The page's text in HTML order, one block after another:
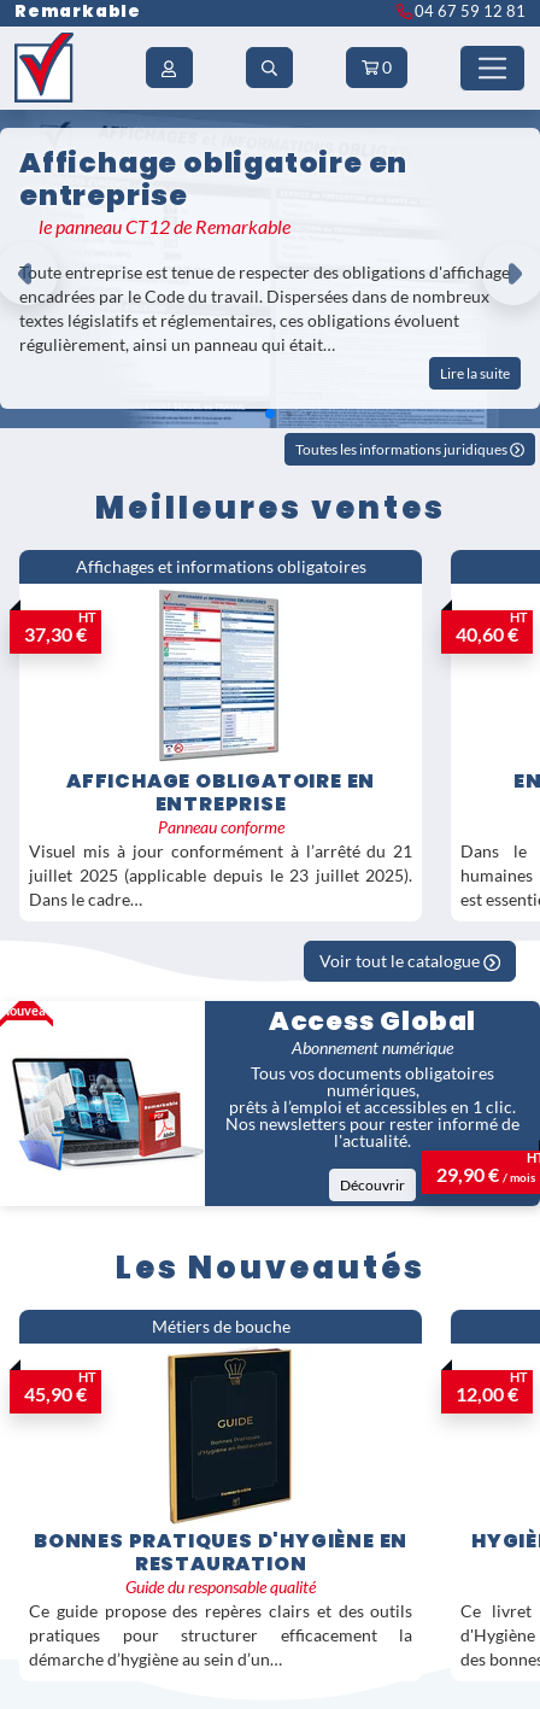
Remarkable 04 67 59 12 81
0
Affichage obligatoire en
entreprise
le panneau CT12 de Remarkable
Toute entreprise est tenue de respecter des obligations d'affichage
encadrées par le Code du travail. Dispersées dans de nombreux
textes législatifs et réglementaires, ces obligations évoluent
régulièrement, ainsi un panneau qui était…
Lire la suite
Toutes les informations juridiques
Meilleures ventes
Affichages et informations obligatoires
37,30 €
HT
AFFICHAGE OBLIGATOIRE EN
ENTREPRISE
Panneau conforme
Visuel mis à jour conformément à l’arrêté du 21
juillet 2025 (applicable depuis le 23 juillet 2025).
Dans le cadre…
40,60 €
HT
Dans le
est
Voir tout le catalogue
Nouveau Access Global
Abonnement numérique
Tous vos documents obligatoires
numériques,
prêts à l’emploi et accessibles en 1 clic.
Nos newsletters pour rester informé de
l'actualité.
29,90 € / mois
Découvrir
Les Nouveautés
Métiers de bouche
45,90 €
HT
BONNES PRATIQUES D'HYGIÈNE EN
RESTAURATION
Guide du responsable qualité
Ce guide propose des repères clairs et des outils
pratiques pour structurer efficacement la
démarche d’hygiène au sein d’un…
12,00 €
HT
Ce livret
des